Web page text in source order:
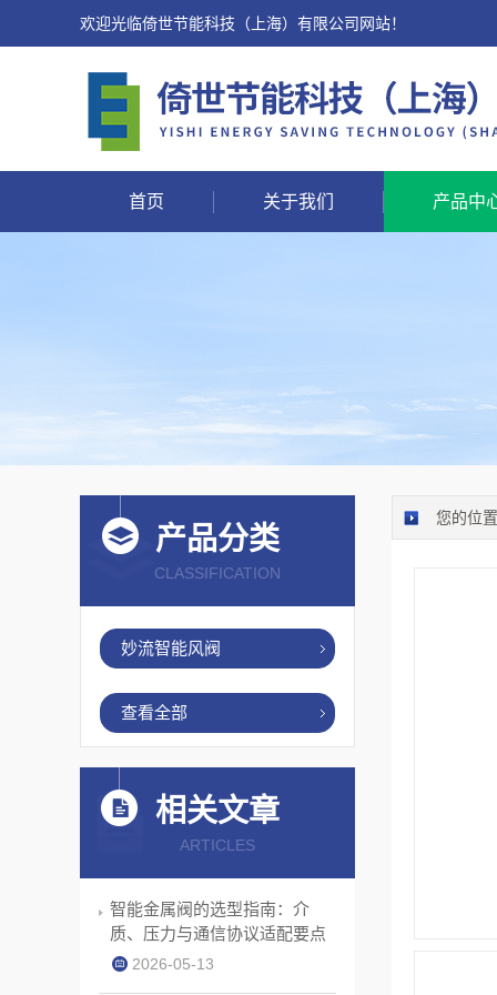
欢迎光临倚世节能科技（上海）有限公司网站！
首页 关于我们 产品中
您的位
产品分类
CLASSIFICATION
妙流智能风阀
查看全部
相关文章
ARTICLES
智能金属阀的选型指南：介
质、压力与通信协议适配要点
2026-05-13